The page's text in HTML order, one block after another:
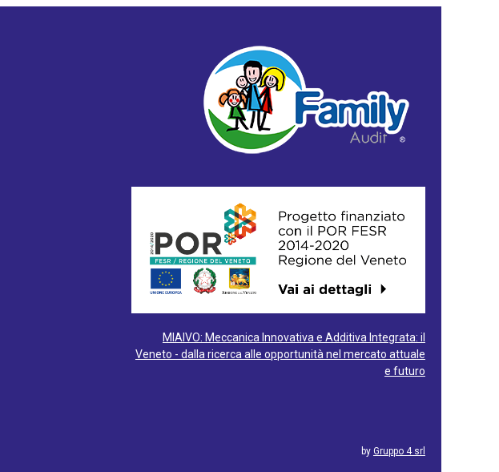
MIAIVO: Meccanica Innovativa e Additiva Integrata: il
Veneto - dalla ricerca alle opportunità nel mercato attuale
e futuro
by Gruppo 4 srl